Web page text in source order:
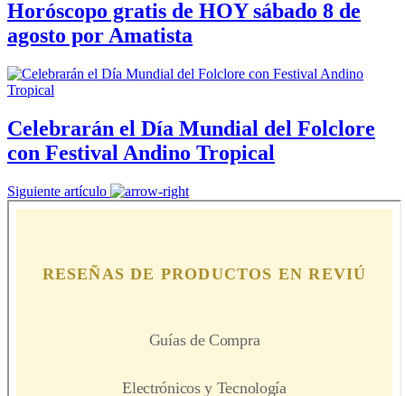
Horóscopo gratis de HOY sábado 8 de
agosto por Amatista
Celebrarán el Día Mundial del Folclore
con Festival Andino Tropical
Siguiente artículo